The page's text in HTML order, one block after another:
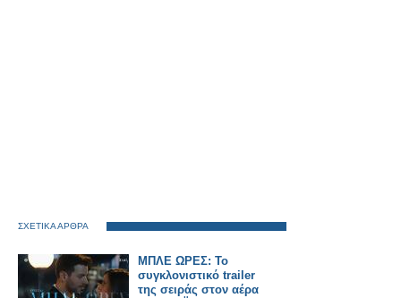
ΣΧΕΤΙΚΑ ΑΡΘΡΑ
ΜΠΛΕ ΩΡΕΣ: Το
συγκλονιστικό trailer
της σειράς στον αέρα